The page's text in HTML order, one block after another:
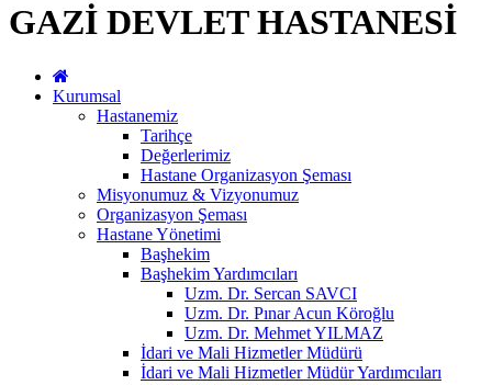
GAZİ DEVLET HASTANESİ
Kurumsal
Hastanemiz
Tarihçe
Değerlerimiz
Hastane Organizasyon Şeması
Misyonumuz & Vizyonumuz
Organizasyon Şeması
Hastane Yönetimi
Başhekim
Başhekim Yardımcıları
Uzm. Dr. Sercan SAVCI
Uzm. Dr. Pınar Acun Köroğlu
Uzm. Dr. Mehmet YILMAZ
İdari ve Mali Hizmetler Müdürü
İdari ve Mali Hizmetler Müdür Yardımcıları